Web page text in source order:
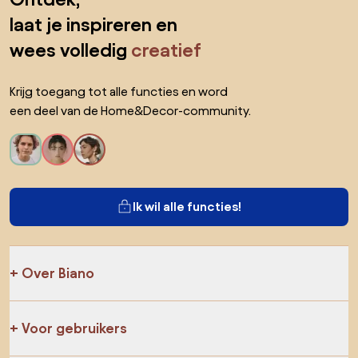
laat je inspireren en
wees volledig creatief
Krijg toegang tot alle functies en word
een deel van de Home&Decor-community.
Ik wil alle functies!
Over Biano
Voor gebruikers